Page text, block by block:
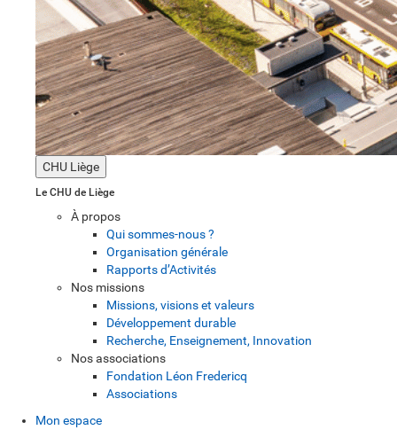
CHU Liège
Le CHU de Liège
À propos
Qui sommes-nous ?
Organisation générale
Rapports d’Activités
Nos missions
Missions, visions et valeurs
Développement durable
Recherche, Enseignement, Innovation
Nos associations
Fondation Léon Fredericq
Associations
Mon espace